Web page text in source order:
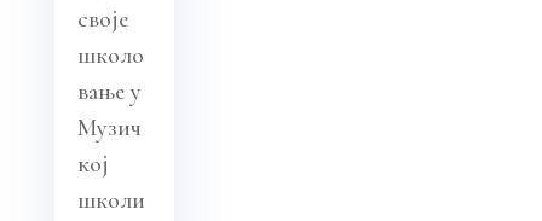
своје
школо
вање у
Музич
кој
школи